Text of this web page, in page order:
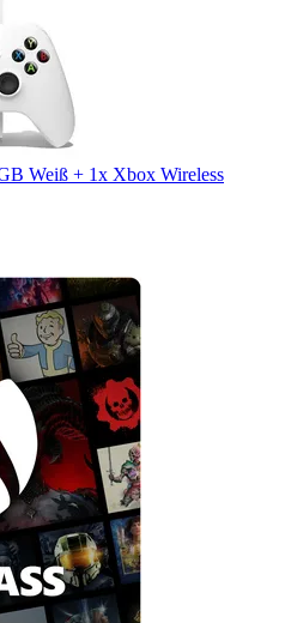
Weiß + 1x Xbox Wireless